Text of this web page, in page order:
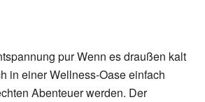
pur Wenn es draußen kalt
in einer Wellness-Oase einfach
Abenteuer werden. Der